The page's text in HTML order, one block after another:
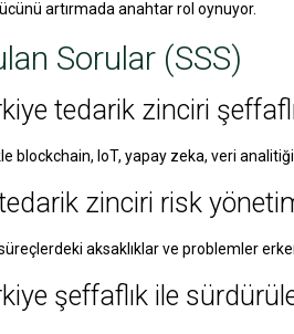
artırmada anahtar rol oynuyor.
Sorular (SSS)
tedarik zinciri
blockchain, IoT, yapay zeka, veri
zinciri risk
aksaklıklar ve problemler
şeffaflık ile